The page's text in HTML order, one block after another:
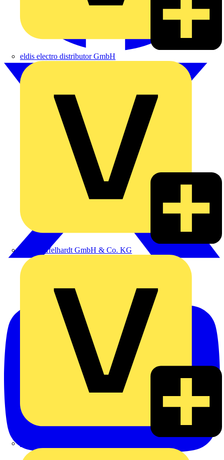
eldis electro distributor GmbH
Emil Löffelhardt GmbH & Co. KG